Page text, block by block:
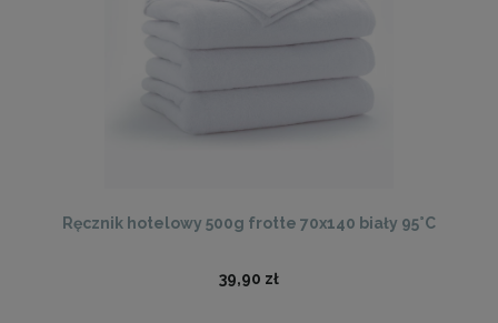
Ręcznik hotelowy 500g frotte 70x140 biały 95°C
39,90 zł